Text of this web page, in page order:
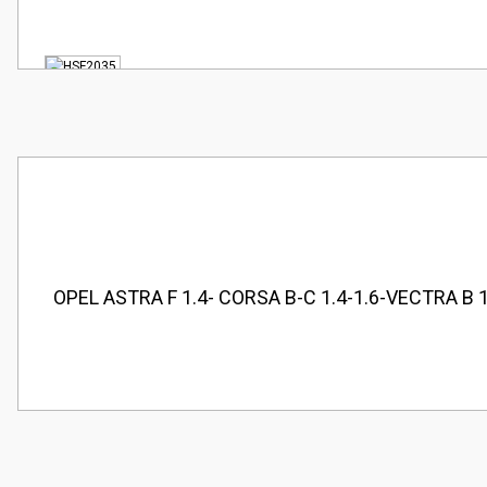
OPEL ASTRA F 1.4- CORSA B-C 1.4-1.6-VECTRA B